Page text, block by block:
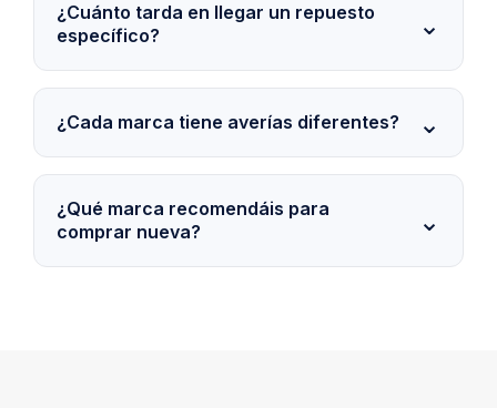
¿Cuánto tarda en llegar un repuesto
específico?
¿Cada marca tiene averías diferentes?
¿Qué marca recomendáis para
comprar nueva?